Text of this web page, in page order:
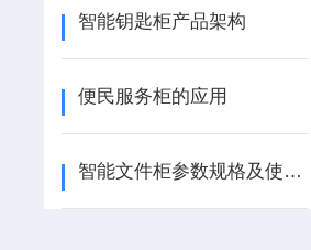
智能钥匙柜产品架构
便民服务柜的应用
智能文件柜参数规格及使用流程